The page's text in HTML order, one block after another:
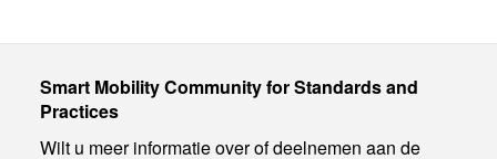
Smart Mobility Community for Standards and
Practices
Wilt u meer informatie over of deelnemen aan de